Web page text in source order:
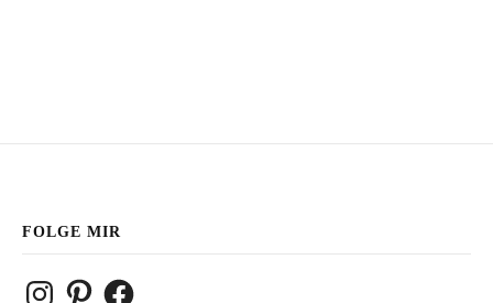
FOLGE MIR
InstagramPinterestFacebook